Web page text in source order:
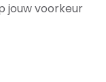
jouw voorkeur